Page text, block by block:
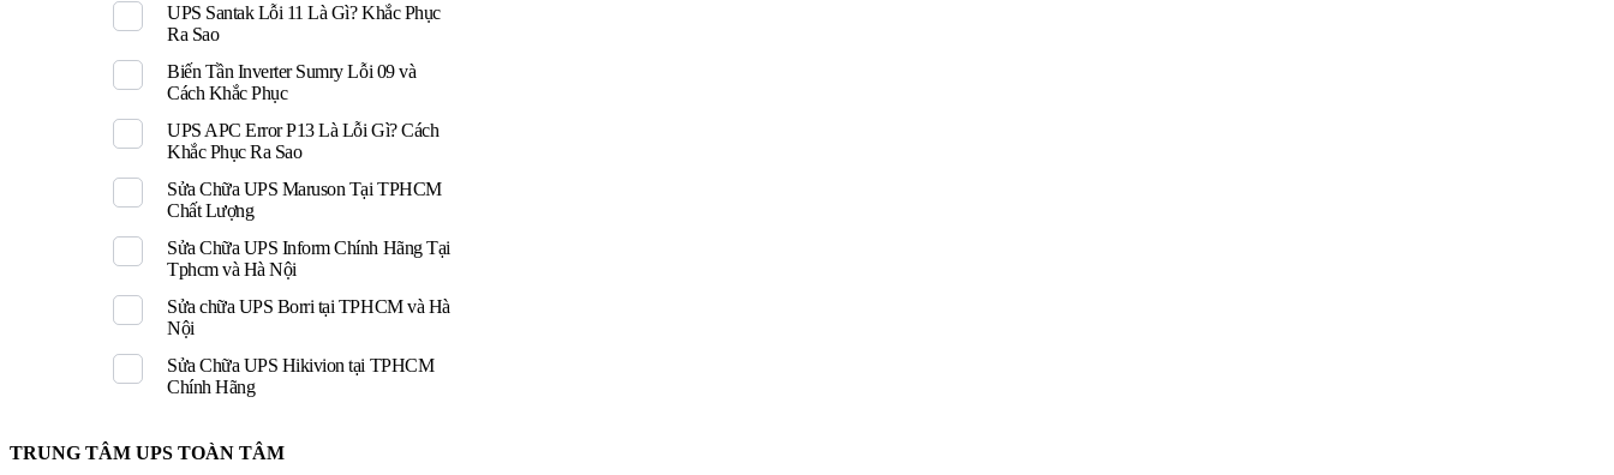
UPS Santak Lỗi 11 Là Gì? Khắc Phục
Ra Sao
Biến Tần Inverter Sumry Lỗi 09 và
Cách Khắc Phục
UPS APC Error P13 Là Lỗi Gì? Cách
Khắc Phục Ra Sao
Sửa Chữa UPS Maruson Tại TPHCM
Chất Lượng
Sửa Chữa UPS Inform Chính Hãng Tại
Tphcm và Hà Nội
Sửa chữa UPS Borri tại TPHCM và Hà
Nội
Sửa Chữa UPS Hikivion tại TPHCM
Chính Hãng
TRUNG TÂM UPS TOÀN TÂM